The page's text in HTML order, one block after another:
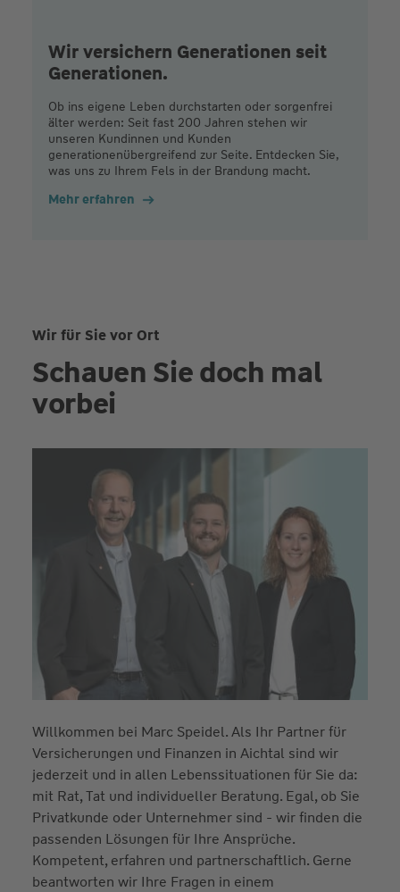
Wir versichern Generationen seit
Generationen.
Ob ins eigene Leben durchstarten oder sorgenfrei
älter werden: Seit fast 200 Jahren stehen wir
unseren Kundinnen und Kunden
generationenübergreifend zur Seite. Entdecken Sie,
was uns zu Ihrem Fels in der Brandung macht.
Mehr erfahren
Wir für Sie vor Ort
Schauen Sie doch mal
vorbei
Willkommen bei Marc Speidel. Als Ihr Partner für
Versicherungen und Finanzen in Aichtal sind wir
jederzeit und in allen Lebenssituationen für Sie da:
mit Rat, Tat und individueller Beratung. Egal, ob Sie
Privatkunde oder Unternehmer sind - wir finden die
passenden Lösungen für Ihre Ansprüche.
Kompetent, erfahren und partnerschaftlich. Gerne
beantworten wir Ihre Fragen in einem